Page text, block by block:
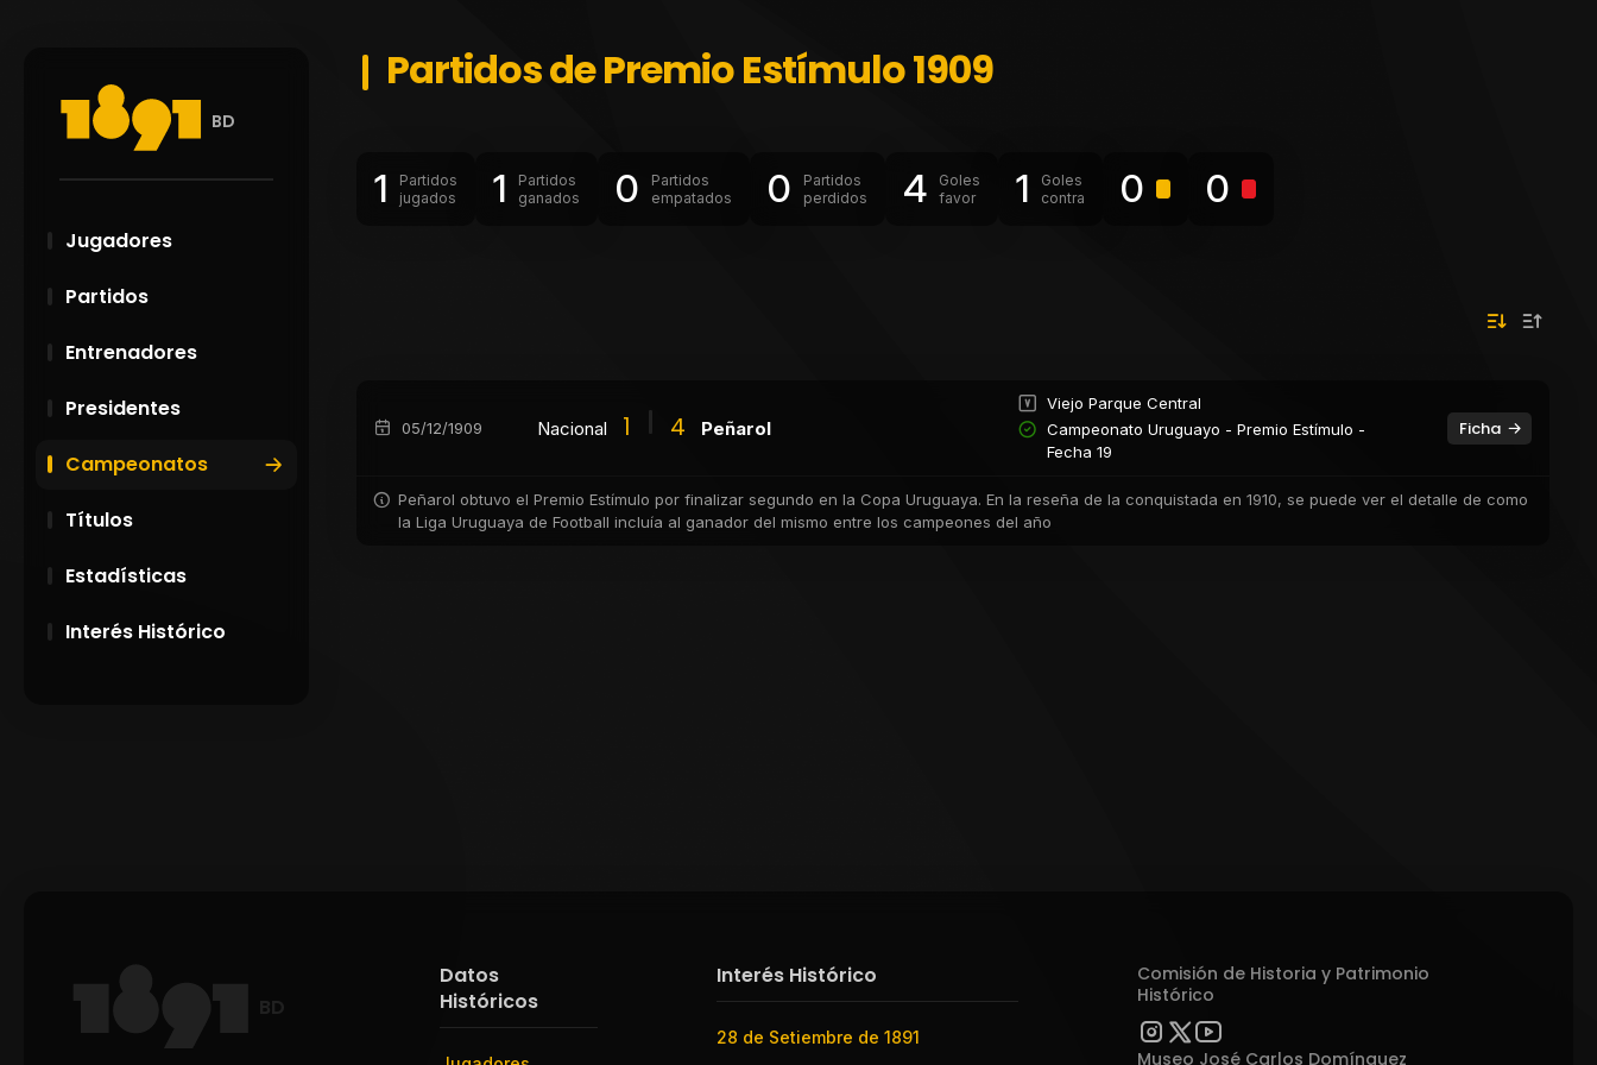
BD
Jugadores
Partidos
Entrenadores
Presidentes
Campeonatos
Títulos
Estadísticas
Interés Histórico
Partidos de Premio Estímulo 1909
1
Partidos
jugados
1
Partidos
ganados
0
Partidos
empatados
0
Partidos
perdidos
4
Goles
favor
1
Goles
contra
0 0
05/12/1909 Nacional 1 4 Peñarol
Viejo Parque Central
Campeonato Uruguayo - Premio Estímulo -
Fecha 19
Ficha
Peñarol obtuvo el Premio Estímulo por finalizar segundo en la Copa Uruguaya. En la reseña de la conquistada en 1910, se puede ver el detalle de como
la Liga Uruguaya de Football incluía al ganador del mismo entre los campeones del año
BD
Datos
Históricos
Interés Histórico
28 de Setiembre de 1891
Comisión de Historia y Patrimonio
Histórico
Museo José Carlos Domínguez